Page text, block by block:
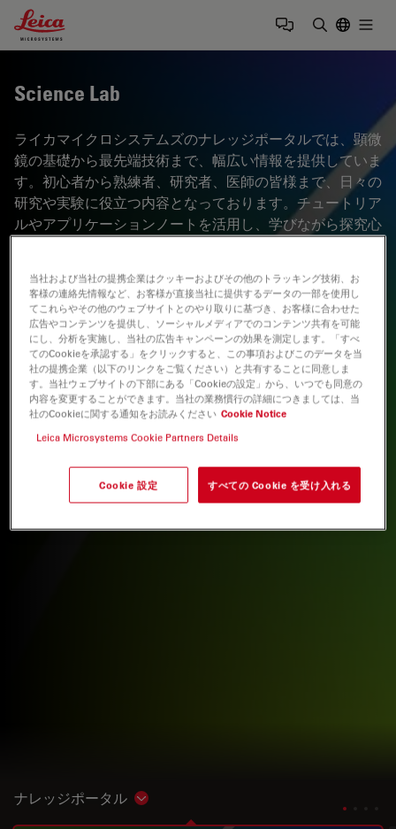
Leica Microsystems Logo
Science Lab
ライカマイクロシステムズのナレッジポータルでは、顕微
鏡の基礎から最先端技術まで、幅広い情報を提供していま
す。初心者から熟練者、研究者、医師の皆様まで、日々の
研究や実験に役立つ内容となっております。チュートリア
ルやアプリケーションノートを活用し、学びながら探究心
気軽に参加いただき、互いの専門知識を深め合う場として
ご活用ください。
ナレッジポータル Show subnavigation
当社および当社の提携企業はクッキーおよびその他のトラッキング技術、お
客様の連絡先情報など、お客様が直接当社に提供するデータの一部を使用し
てこれらやその他のウェブサイトとのやり取りに基づき、お客様に合わせた
広告やコンテンツを提供し、ソーシャルメディアでのコンテンツ共有を可能
にし、分析を実施し、当社の広告キャンペーンの効果を測定します。「すべ
てのCookieを承認する」をクリックすると、この事項およびこのデータを当
社の提携企業（以下のリンクをご覧ください）と共有することに同意しま
す。当社ウェブサイトの下部にある「Cookieの設定」から、いつでも同意の
内容を変更することができます。当社の業務慣行の詳細につきましては、当
社のCookieに関する通知をお読みください Cookie Notice
Leica Microsystems Cookie Partners Details
Cookie 設定 すべての Cookie を受け入れる